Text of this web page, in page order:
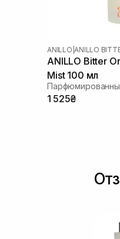
ANILLO ANILLO
ANILLO Bitter
Mist 100 мл
1 525₴